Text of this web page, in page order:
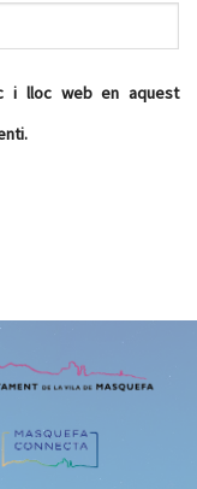
i lloc web en aquest